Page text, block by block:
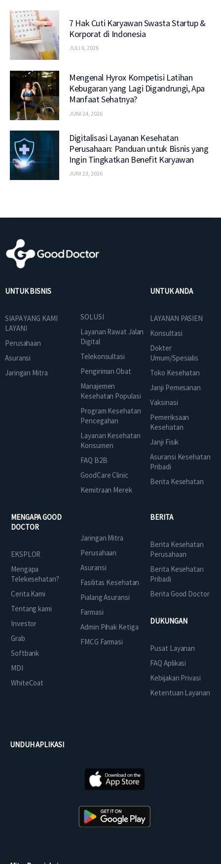
7 Hak Cuti Karyawan Swasta Startup &
Korporat di Indonesia
JULI 6, 2026
Mengenal Hyrox Kompetisi Latihan
Kebugaran yang Lagi Digandrungi, Apa
Manfaat Sehatnya?
JUNI 24, 2026
Digitalisasi Layanan Kesehatan
Perusahaan: Panduan untuk Bisnis yang
Ingin Tingkatkan Benefit Karyawan
JUNI 23, 2026
UNTUK BISNIS
SIAPA YANG KAMI
LAYANI
Perusahaan
Asuransi
Jaringan Mitra
SOLUSI
Layanan Rawat Jalan
Digital
Telekonsultasi
Pengiriman Obat
Manajemen
Kesehatan Populasi
Program Kesehatan
Pencegahan
Layanan Kesehatan
Konsumen
FAQ B2B
GoodCare Clinic
Kemitraan Merek
UNTUK ANDA
LAYANAN PASIEN
Konsultasi
Dokter
Umum/Spesialis
Toko Kesehatan
Janji Pemesanan
Vaksinasi
Pemeriksaan
Kesehatan
Janji Fisik
Asuransi Kesehatan
Pribadi
Berita Kesehatan
MENGAPA GOOD
DOCTOR
EKSPLOR
Mengapa
Telekesehatan?
Cerita Kami
Tentang kami
Investor
Grab
Softbank
MDI
WhiteCoat
Jaringan Mitra
Perusahaan
Asuransi
Fasilitas Kesehatan
Pialang Asuransi
Farmasi
Admin Pihak Ketiga
FMCG Farmasi
BERITA
Berita Kesehatan
Perusahaan
Berita Kesehatan
Pribadi
Berita Good Doctor
DUKUNGAN
Pusat Layanan
FAQ Aplikasi
Kebijakan Privasi
Ketentuan Layanan
UNDUH APLIKASI